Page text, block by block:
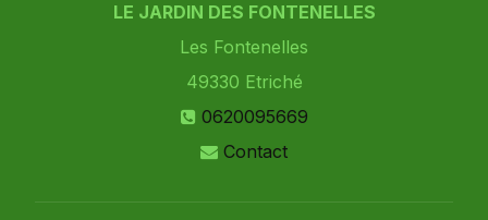
LE JARDIN DES FONTENELLES
Les Fontenelles
49330 Etriché
0620095669
Contact